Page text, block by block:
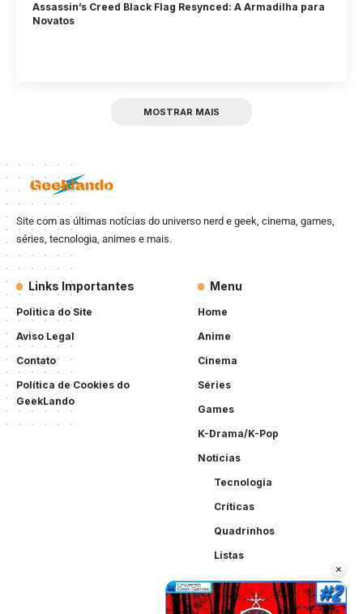
×
Assassin’s Creed Black Flag Resynced: A Armadilha para
Novatos
MOSTRAR MAIS
Site com as últimas notícias do universo nerd e geek, cinema, games,
séries, tecnologia, animes e mais.
Links Importantes
Politica do Site
Aviso Legal
Contato
Política de Cookies do
GeekLando
Menu
Home
Anime
Cinema
Séries
Games
K-Drama/K-Pop
Notícias
Tecnologia
Críticas
Quadrinhos
Listas